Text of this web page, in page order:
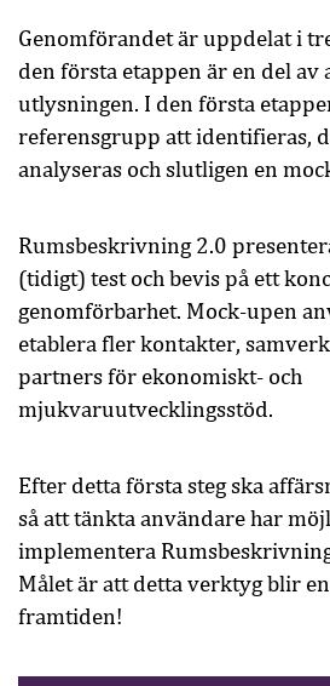
Genomförandet är uppdelat i
den första etappen är en del av
utlysningen. I den första
referensgrupp att identifieras,
analyseras och slutligen en
Rumsbeskrivning 2.0
(tidigt) test och bevis på ett
genomförbarhet. Mock-upen
etablera fler kontakter,
partners för ekonomiskt- och
mjukvaruutvecklingsstöd.
Efter detta första steg ska
så att tänkta användare har
implementera
Målet är att detta verktyg blir
framtiden!